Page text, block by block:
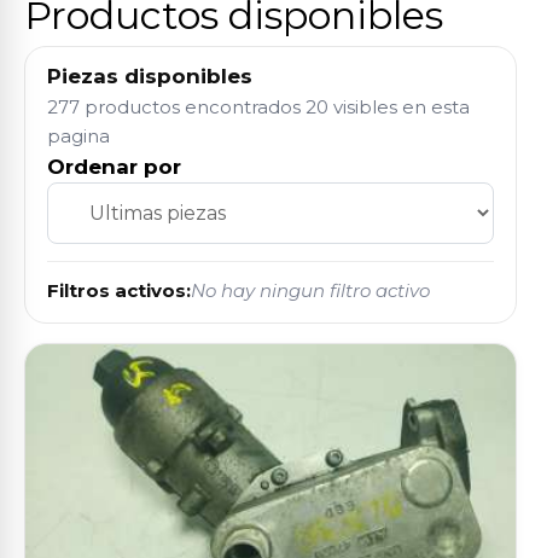
Productos disponibles
Piezas disponibles
277 productos encontrados 20 visibles en esta
pagina
Ordenar por
Filtros activos:No hay ningun filtro activo